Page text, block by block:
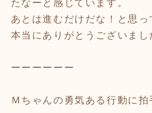
たなーと感じています。
あとは進むだけだな！と思っ
本当にありがとうございまし
ーーーーーー
Ｍちゃんの勇気ある行動に拍